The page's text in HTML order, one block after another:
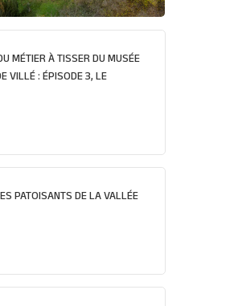
MÉTIER À TISSER DU MUSÉE
VILLÉ : ÉPISODE 3, LE
PATOISANTS DE LA VALLÉE